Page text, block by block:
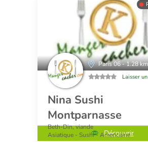
Paris 06 - 1.28 km
Laisser
Nina Sushi
Montparnasse
Beth-Din, viande
Asiatique - Sushi - Americaine
Découvrir